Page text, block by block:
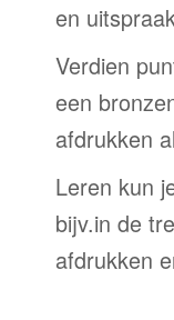
en
Verdien
een
afdrukken
Leren kun
bijv.in de
afdrukken